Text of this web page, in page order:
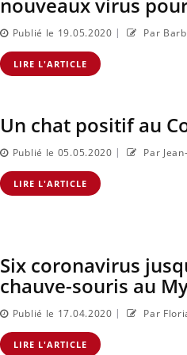
Publié le 19.05.2020 | Par
LIRE L'ARTICLE
Un chat positif au
Publié le 05.05.2020 | Par
LIRE L'ARTICLE
Six coronavirus
chauve-souris au
Publié le 17.04.2020 | Par
LIRE L'ARTICLE